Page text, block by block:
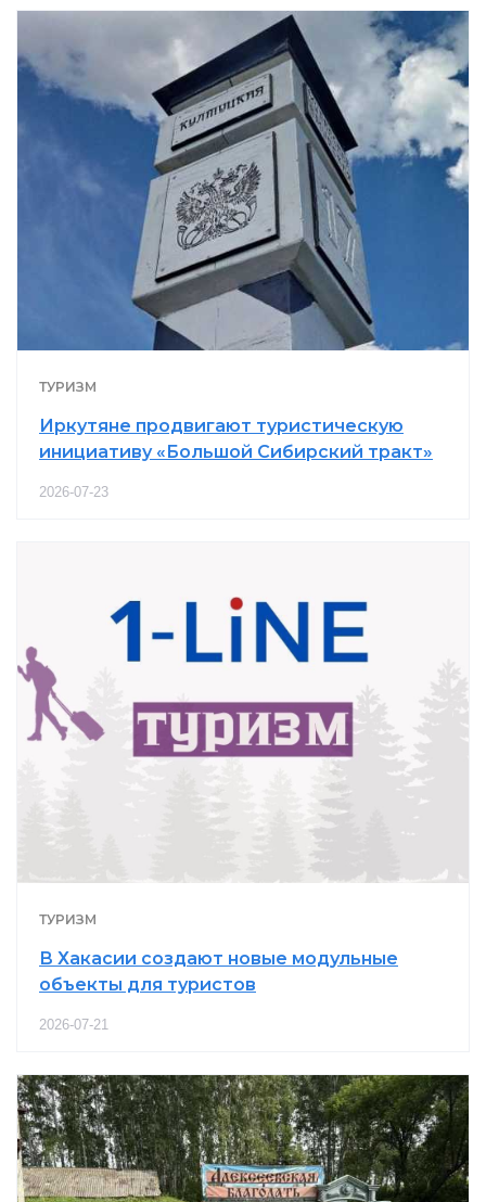
ТУРИЗМ
Иркутяне продвигают туристическую
инициативу «Большой Сибирский тракт»
2026-07-23
ТУРИЗМ
В Хакасии создают новые модульные
объекты для туристов
2026-07-21